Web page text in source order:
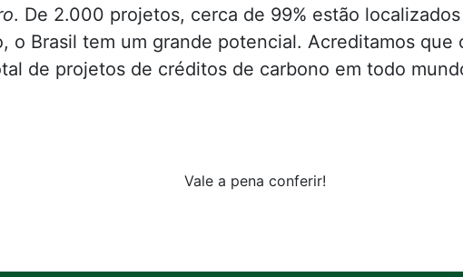
. De 2.000 projetos, cerca de 99% estão
o Brasil tem um grande potencial. Acreditamos que
de projetos de créditos de carbono em todo
Vale a pena conferir!